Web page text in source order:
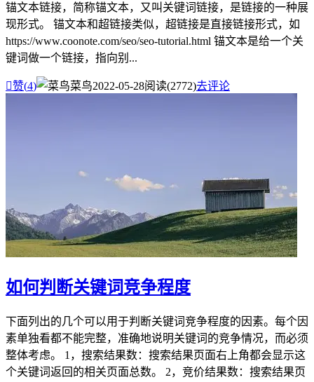
锚文本链接，简称锚文本，又叫关键词链接，是链接的一种展
现形式。 锚文本和超链接类似，超链接是直接链接形式，如
https://www.coonote.com/seo/seo-tutorial.html 锚文本是给一个关
键词做一个链接，指向别...
赞(4) 菜鸟2022-05-28阅读(2772)去评论
如何判断关键词竞争程度
下面列出的几个可以用于判断关键词竞争程度的因素。每个因
素单独看都不能完整，准确地说明关键词的竞争情况，而必须
整体考虑。 1，搜索结果数：搜索结果页面右上角都会显示这
个关键词返回的相关页面总数。 2，竞价结果数：搜索结果页